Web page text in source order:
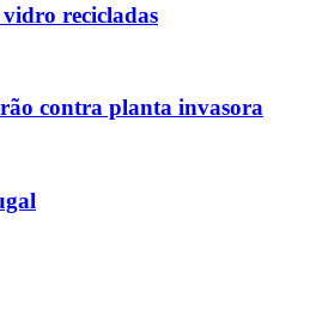
vidro recicladas
contra planta invasora